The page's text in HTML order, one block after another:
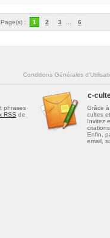
Page(s) : 1 2 3 6
Conditions Générales
phrases
RSS de
c-
Grâce
cultes
Invitez
citations
Enfin,
email,